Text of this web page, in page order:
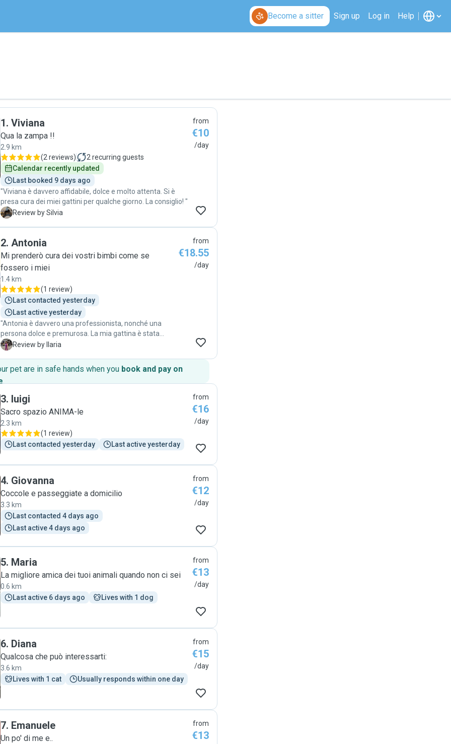
Become a sitter Sign up Log in Help
1. Viviana
Qua la zampa !!
2.9 km
(2 reviews) 2 recurring guests
Calendar recently updated
Last booked 9 days ago
"Viviana è davvero affidabile, dolce e molto attenta. Si è
presa cura dei miei gattini per qualche giorno. La consiglio! "
S Review by Silvia
from
€10
/day
2. Antonia
Mi prenderò cura dei vostri bimbi come se
fossero i miei
1.4 km
(1 review)
Last contacted yesterday
Last active yesterday
"Antonia è davvero una professionista, nonché una
persona dolce e premurosa. La mia gattina è stata
benissimo con lei, ha saputo empatizzare subito ed è
I Review by Ilaria
from
€18.55
/day
pet are in safe hands when you book and pay on
.
3. luigi
Sacro spazio ANIMA-le
2.3 km
(1 review)
Last contacted yesterday
Last active yesterday
from
€16
/day
4. Giovanna
Coccole e passeggiate a domicilio
3.3 km
Last contacted 4 days ago
Last active 4 days ago
from
€12
/day
5. Maria
La migliore amica dei tuoi animali quando non ci sei
0.6 km
Last active 6 days ago
Lives with 1 dog
from
€13
/day
6. Diana
Qualcosa che può interessarti:
3.6 km
Lives with 1 cat
Usually responds within one day
from
€15
/day
7. Emanuele
Un po' di me e..
from
€13